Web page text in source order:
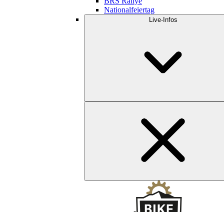
Nationalfeiertag
Live-Infos